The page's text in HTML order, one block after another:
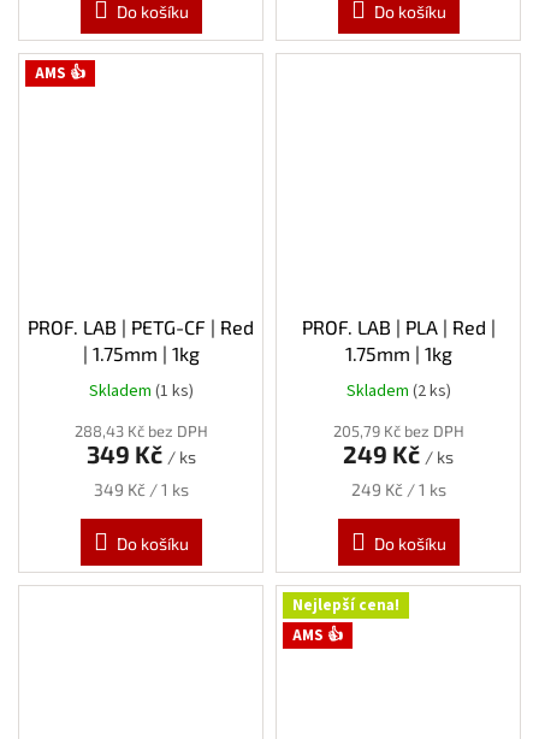
Do košíku Do košíku
AMS 👍
PROF. LAB | PETG-CF | Red
| 1.75mm | 1kg
Skladem (1 ks)
288,43 Kč bez DPH
349 Kč / ks
Měrná
349 Kč / 1 ks
Do košíku
PROF. LAB | PLA | Red |
1.75mm | 1kg
Skladem (2 ks)
205,79 Kč bez DPH
249 Kč / ks
Měrná
249 Kč / 1 ks
Do košíku
Nejlepší cena!
AMS 👍